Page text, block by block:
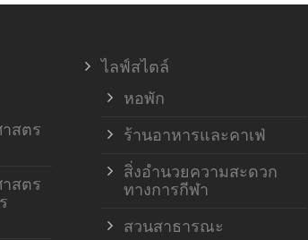
สตร
สตร
ไลฟ์สไตล์
หอพัก
ร้านอาหารและคาเฟ่
สิ่งอำนวยความสะดวก
ทางการกีฬา
สวนสาธารณะ